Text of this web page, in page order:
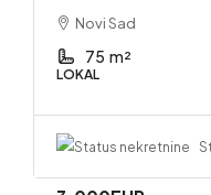
Novi Sad
75 m²
LOKAL